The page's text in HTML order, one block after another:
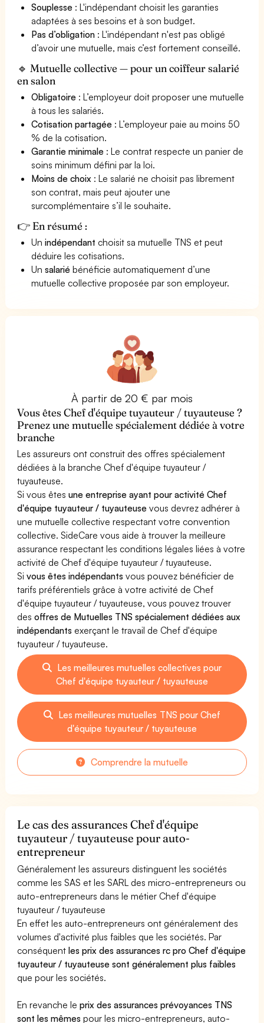
Souplesse : L'indépendant choisit les garanties
adaptées à ses besoins et à son budget.
Pas d’obligation : L'indépendant n'est pas obligé
d’avoir une mutuelle, mais c’est fortement conseillé.
🔹 Mutuelle collective — pour un coiffeur salarié
en salon
Obligatoire : L’employeur doit proposer une mutuelle
à tous les salariés.
Cotisation partagée : L’employeur paie au moins 50
% de la cotisation.
Garantie minimale : Le contrat respecte un panier de
soins minimum défini par la loi.
Moins de choix : Le salarié ne choisit pas librement
son contrat, mais peut ajouter une
surcomplémentaire s’il le souhaite.
👉 En résumé :
Unindépendant choisit sa mutuelle TNS et peut
déduire les cotisations.
Unsalarié bénéficie automatiquement d’une
mutuelle collective proposée par son employeur.
À partir de 20 € par mois
Vous êtes Chef d'équipe tuyauteur / tuyauteuse ?
Prenez une mutuelle spécialement dédiée à votre
branche
Les assureurs ont construit des offres spécialement
dédiées à la branche Chef d'équipe tuyauteur /
tuyauteuse.
Si vous êtesune entreprise ayant pour activité Chef
d'équipe tuyauteur / tuyauteuse vous devrez adhérer à
une mutuelle collective respectant votre convention
collective. SideCare vous aide à trouver la meilleure
assurance respectant les conditions légales liées à votre
activité de Chef d'équipe tuyauteur / tuyauteuse.
Sivous êtes indépendants vous pouvez bénéficier de
tarifs préférentiels grâce à votre activité de Chef
d'équipe tuyauteur / tuyauteuse, vous pouvez trouver
desoffres de Mutuelles TNS spécialement dédiées aux
indépendants exerçant le travail de Chef d'équipe
tuyauteur / tuyauteuse.
Les meilleures mutuelles collectives pour
Chef d'équipe tuyauteur / tuyauteuse
Les meilleures mutuelles TNS pour Chef
d'équipe tuyauteur / tuyauteuse
Comprendre la mutuelle
Le cas des assurances Chef d'équipe
tuyauteur / tuyauteuse pour auto-
entrepreneur
Généralement les assureurs distinguent les sociétés
comme les SAS et les SARL des micro-entrepreneurs ou
auto-entrepreneurs dans le métier Chef d'équipe
tuyauteur / tuyauteuse
En effet les auto-entrepreneurs ont généralement des
volumes d'activité plus faibles que les sociétés. Par
conséquentles prix des assurances rc pro Chef d'équipe
tuyauteur / tuyauteuse sont généralement plus faibles
que pour les sociétés.
En revanche leprix des assurances prévoyances TNS
sont les mêmes pour les micro-entrepreneurs, auto-